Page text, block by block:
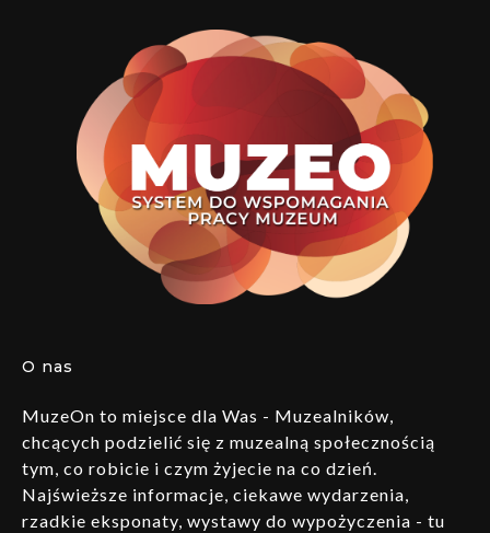
O nas
MuzeOn to miejsce dla Was - Muzealników,
chcących podzielić się z muzealną społecznością
tym, co robicie i czym żyjecie na co dzień.
Najświeższe informacje, ciekawe wydarzenia,
rzadkie eksponaty, wystawy do wypożyczenia - tu